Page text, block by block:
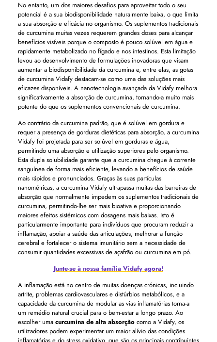
No entanto, um dos maiores desafios para aproveitar todo o seu
potencial é a sua biodisponibilidade naturalmente baixa, o que limita
a sua absorção e eficácia no organismo. Os suplementos tradicionais
de curcumina muitas vezes requerem grandes doses para alcançar
benefícios visíveis porque o composto é pouco solúvel em água e
rapidamente metabolizado no fígado e nos intestinos. Esta limitação
levou ao desenvolvimento de formulações inovadoras que visam
aumentar a biodisponibilidade da curcumina e, entre elas, as gotas
de curcumina Vidafy destacam-se como uma das soluções mais
eficazes disponíveis. A nanotecnologia avançada da Vidafy melhora
significativamente a absorção de curcumina, tornando-a muito mais
potente do que os suplementos convencionais de curcumina.
Ao contrário da curcumina padrão, que é solúvel em gordura e
requer a presença de gorduras dietéticas para absorção, a curcumina
Vidafy foi projetada para ser solúvel em gorduras e água,
permitindo uma absorção e utilização superiores pelo organismo.
Esta dupla solubilidade garante que a curcumina chegue à corrente
sanguínea de forma mais eficiente, levando a benefícios de saúde
mais rápidos e pronunciados. Graças às suas partículas
nanométricas, a curcumina Vidafy ultrapassa muitas das barreiras de
absorção que normalmente impedem os suplementos tradicionais de
curcumina, permitindo-lhe ser mais bioativa e proporcionando
maiores efeitos sistémicos com dosagens mais baixas. Isto é
particularmente importante para indivíduos que procuram reduzir a
inflamação, apoiar a saúde das articulações, melhorar a função
cerebral e fortalecer o sistema imunitário sem a necessidade de
consumir quantidades excessivas de açafrão ou curcumina em pó.
Junte-se à nossa família Vidafy agora!
A inflamação está no centro de muitas doenças crónicas, incluindo
artrite, problemas cardiovasculares e distúrbios metabólicos, e a
capacidade da curcumina de modular as vias inflamatórias torna-a
um remédio natural crucial para o bem-estar a longo prazo. Ao
escolher uma curcumina de alta absorçãocomo a Vidafy, os
utilizadores podem experimentar um maior alívio das condições